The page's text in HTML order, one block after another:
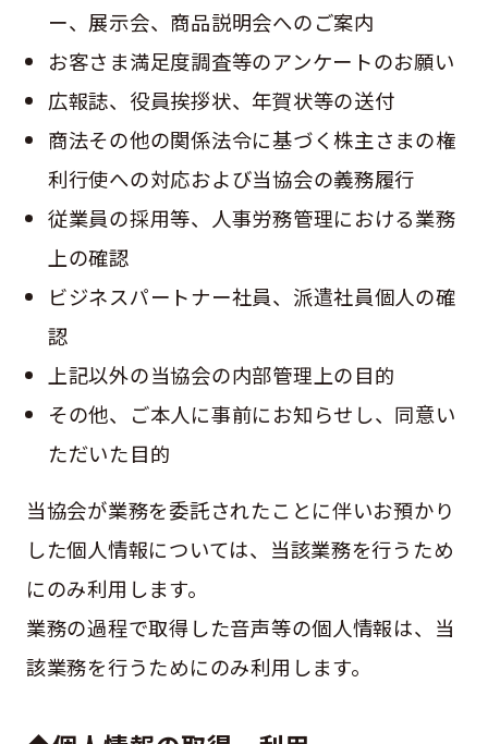
ー、展示会、商品説明会へのご案内
お客さま満足度調査等のアンケートのお願い
広報誌、役員挨拶状、年賀状等の送付
商法その他の関係法令に基づく株主さまの権
利行使への対応および当協会の義務履行
従業員の採用等、人事労務管理における業務
上の確認
ビジネスパートナー社員、派遣社員個人の確
認
上記以外の当協会の内部管理上の目的
その他、ご本人に事前にお知らせし、同意い
ただいた目的
当協会が業務を委託されたことに伴いお預かり
した個人情報については、当該業務を行うため
にのみ利用します。
業務の過程で取得した音声等の個人情報は、当
該業務を行うためにのみ利用します。